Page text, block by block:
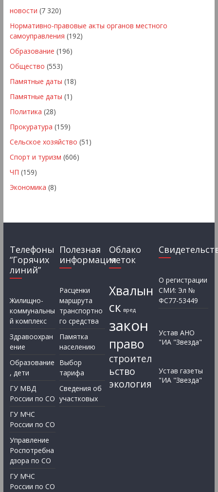
новости (7 320)
Нормативно-правовые акты органов местного
самоуправления (192)
Образование (196)
Общество (553)
Памятные даты (18)
Памятные даты (1)
Политика (28)
Прокуратура (159)
Сельское хозяйство (51)
Спорт и туризм (606)
ЧП (159)
Экономика (8)
Телефоны
“Горячих
линий”
Жилищно-
коммунальны
й комплекс
Здравоохран
ение
Образование
, дети
ГУ МВД
России по СО
ГУ МЧС
России по СО
Управление
Роспотребна
дзора по СО
ГУ МЧС
России по СО
Полезная
информация
Расценки
маршрута
транспортно
го средства
Памятка
населению
Выбор
тарифа
Сведения об
участковых
Облако
меток
Хвалын
ск вред
закон
право
строител
ьство
экология
О регистрации
СМИ: Эл №
ФС77-53449
Устав АНО
"ИА "Звезда"
Устав газеты
"ИА "Звезда"